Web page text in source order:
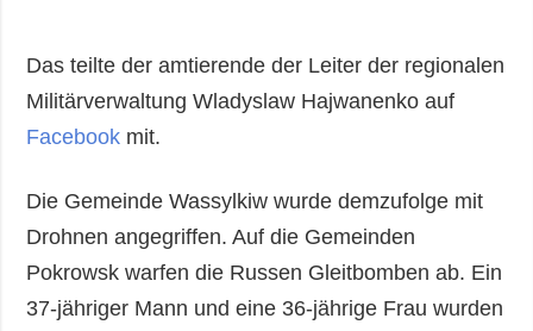
Das teilte der amtierende der Leiter der regionalen
Militärverwaltung Wladyslaw Hajwanenko auf
Facebook mit.
Die Gemeinde Wassylkiw wurde demzufolge mit
Drohnen angegriffen. Auf die Gemeinden
Pokrowsk warfen die Russen Gleitbomben ab. Ein
37-jähriger Mann und eine 36-jährige Frau wurden